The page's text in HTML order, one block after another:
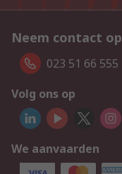
Neem contact op
023 51 66 555
Volg ons op
We aanvaarden